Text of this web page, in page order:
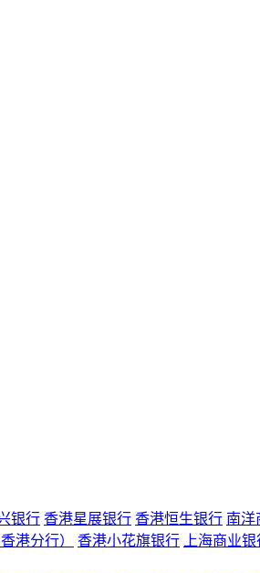
银行 香港星展银行 香港恒生银行 南洋
港分行）
香港小花旗银行 上海商业银